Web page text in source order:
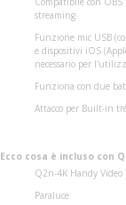
streaming
Funzione mic USB
e dispositivi iOS
necessario per
Funziona con due
Attacco per Built-in
Ecco cosa è incluso con
Q2n-4K Handy Video
Paraluce